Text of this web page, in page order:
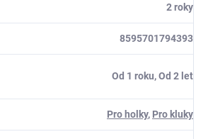
2 roky
8595701794393
Od 1 roku, Od 2 let
Pro holky, Pro kluky